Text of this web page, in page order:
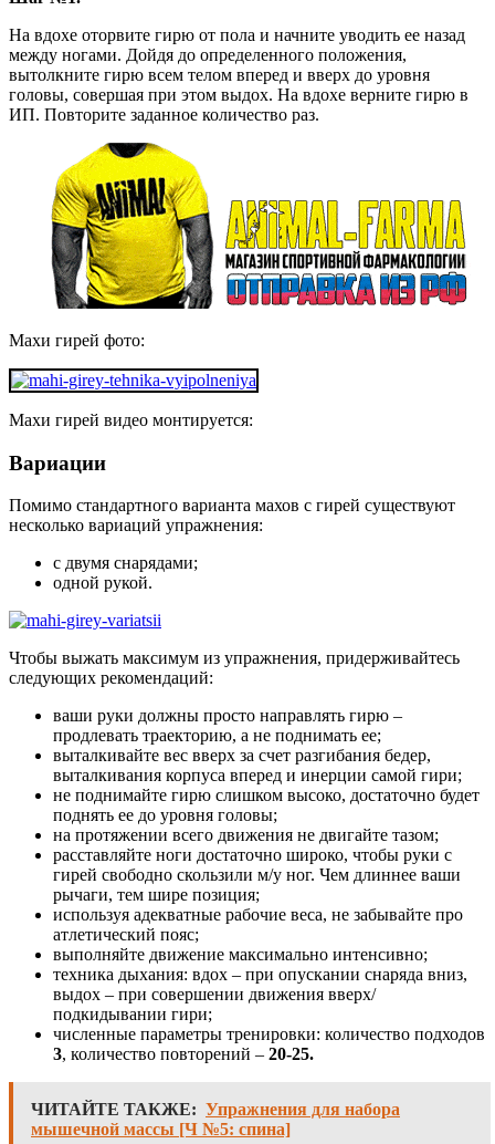
На вдохе оторвите гирю от пола и начните уводить ее назад
между ногами. Дойдя до определенного положения,
вытолкните гирю всем телом вперед и вверх до уровня
головы, совершая при этом выдох. На вдохе верните гирю в
ИП. Повторите заданное количество раз.
Махи гирей фото:
Махи гирей видео монтируется:
Вариации
Помимо стандартного варианта махов с гирей существуют
несколько вариаций упражнения:
с двумя снарядами;
одной рукой.
Чтобы выжать максимум из упражнения, придерживайтесь
следующих рекомендаций:
ваши руки должны просто направлять гирю –
продлевать траекторию, а не поднимать ее;
выталкивайте вес вверх за счет разгибания бедер,
выталкивания корпуса вперед и инерции самой гири;
не поднимайте гирю слишком высоко, достаточно будет
поднять ее до уровня головы;
на протяжении всего движения не двигайте тазом;
расставляйте ноги достаточно широко, чтобы руки с
гирей свободно скользили м/у ног. Чем длиннее ваши
рычаги, тем шире позиция;
используя адекватные рабочие веса, не забывайте про
атлетический пояс;
выполняйте движение максимально интенсивно;
техника дыхания: вдох – при опускании снаряда вниз,
выдох – при совершении движения вверх/
подкидывании гири;
численные параметры тренировки: количество подходов
3, количество повторений – 20-25.
ЧИТАЙТЕ ТАКЖЕ: Упражнения для набора
мышечной массы [Ч №5: спина]